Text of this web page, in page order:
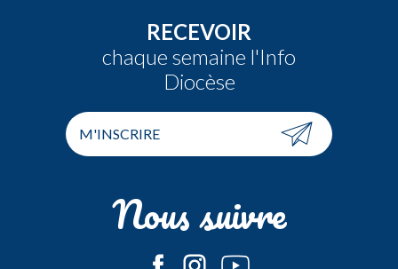
RECEVOIR
chaque semaine l'Info
Diocèse
M'INSCRIRE
Nous suivre